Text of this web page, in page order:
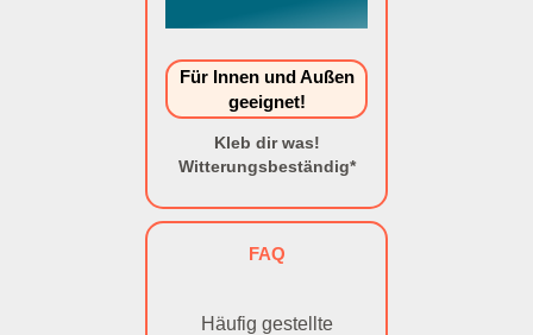
Für Innen und Außen
geeignet!
Kleb dir was!
Witterungsbeständig*
FAQ
Häufig gestellte